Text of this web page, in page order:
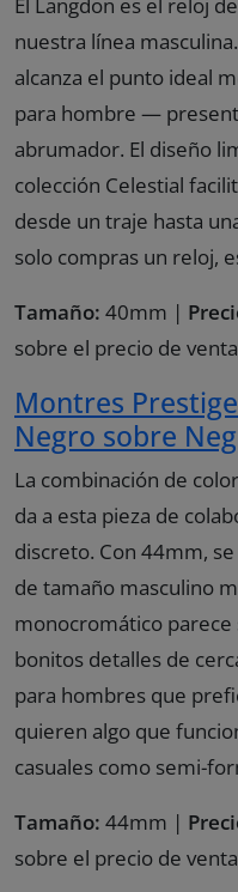
nuestra línea
alcanza el punto ideal
para hombre —
abrumador. El diseño
colección Celestial
desde un traje hasta
solo compras un reloj,
Tamaño: 40mm |
sobre el precio de
Montres
Negro sobre
La combinación de
da a esta pieza de
discreto. Con 44mm,
de tamaño masculino
monocromático parece
bonitos detalles de
para hombres que
quieren algo que
casuales como semi-
Tamaño: 44mm |
sobre el precio de